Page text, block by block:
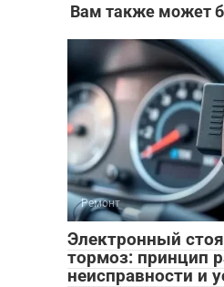
Вам также может
Ремонт
Электронный
тормоз: принцип
неисправности и